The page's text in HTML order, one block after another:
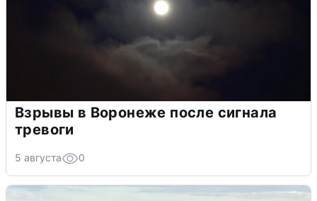
Взрывы в Воронеже после сигнала
тревоги
5 августа 0